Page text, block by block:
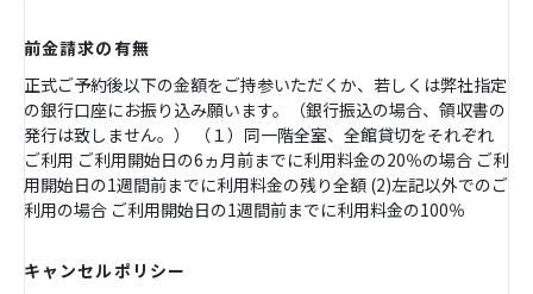
前金請求の有無
正式ご予約後以下の金額をご持参いただくか、若しくは弊社指定
の銀行口座にお振り込み願います。（銀行振込の場合、領収書の
発行は致しません。） （１）同一階全室、全館貸切をそれぞれ
ご利用 ご利用開始日の6ヵ月前までに利用料金の20％の場合 ご利
用開始日の1週間前までに利用料金の残り全額 (2)左記以外でのご
利用の場合 ご利用開始日の1週間前までに利用料金の100％
キャンセルポリシー